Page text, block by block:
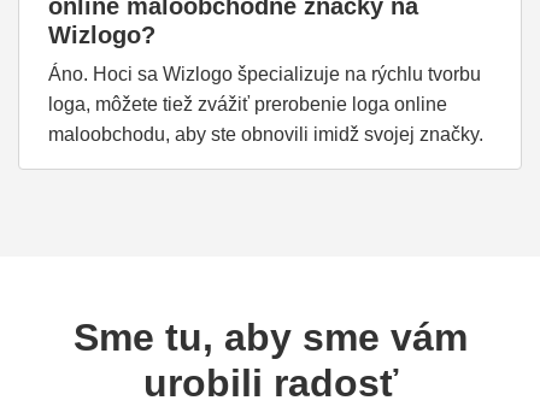
online maloobchodné značky na
Wizlogo?
Áno. Hoci sa Wizlogo špecializuje na rýchlu tvorbu
loga, môžete tiež zvážiť prerobenie loga online
maloobchodu, aby ste obnovili imidž svojej značky.
Sme tu, aby sme vám
urobili radosť